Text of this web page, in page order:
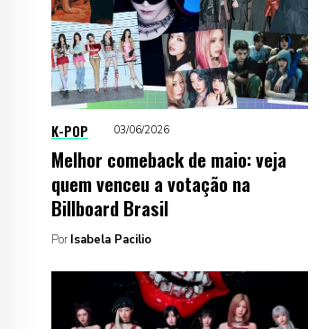
K-POP 03/06/2026
Melhor comeback de maio: veja
quem venceu a votação na
Billboard Brasil
Por Isabela Pacilio